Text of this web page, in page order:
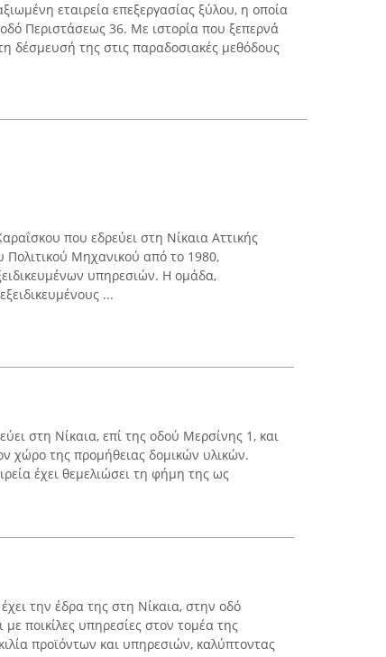
εταιρεία επεξεργασίας ξύλου, η οποία
Περιστάσεως 36. Με ιστορία που ξεπερνά
τη δέσμευσή της στις παραδοσιακές μεθόδους
που εδρεύει στη Νίκαια Αττικής
Πολιτικού Μηχανικού από το 1980,
υπηρεσιών. Η ομάδα,
...
στη Νίκαια, επί της οδού Μερσίνης 1, και
χώρο της προμήθειας δομικών υλικών.
έχει θεμελιώσει τη φήμη της ως
την έδρα της στη Νίκαια, στην οδό
ποικίλες υπηρεσίες στον τομέα της
προϊόντων και υπηρεσιών, καλύπτοντας